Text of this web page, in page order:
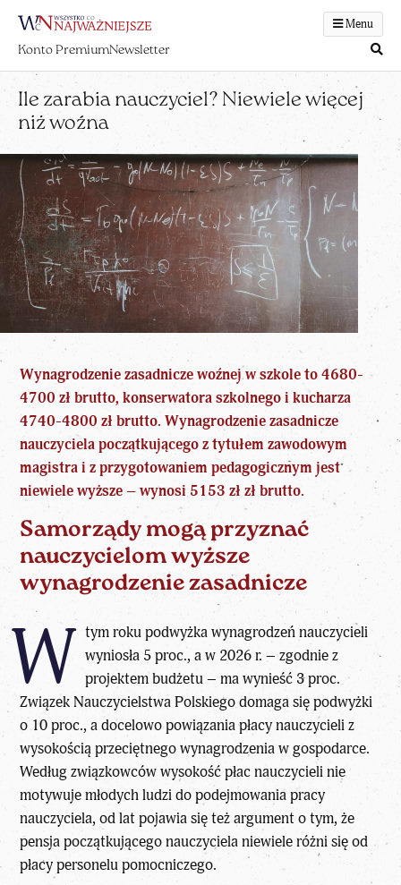
Menu
Konto PremiumNewsletter
Ile zarabia nauczyciel? Niewiele więcej
niż woźna
Wynagrodzenie zasadnicze woźnej w szkole to 4680-
4700 zł brutto, konserwatora szkolnego i kucharza
4740-4800 zł brutto. Wynagrodzenie zasadnicze
nauczyciela początkującego z tytułem zawodowym
magistra i z przygotowaniem pedagogicznym jest
niewiele wyższe – wynosi 5153 zł zł brutto.
Samorządy mogą przyznać
nauczycielom wyższe
wynagrodzenie zasadnicze
W tym roku podwyżka wynagrodzeń nauczycieli
wyniosła 5 proc., a w 2026 r. – zgodnie z
projektem budżetu – ma wynieść 3 proc.
Związek Nauczycielstwa Polskiego domaga się podwyżki
o 10 proc., a docelowo powiązania płacy nauczycieli z
wysokością przeciętnego wynagrodzenia w gospodarce.
Według związkowców wysokość płac nauczycieli nie
motywuje młodych ludzi do podejmowania pracy
nauczyciela, od lat pojawia się też argument o tym, że
pensja początkującego nauczyciela niewiele różni się od
płacy personelu pomocniczego.